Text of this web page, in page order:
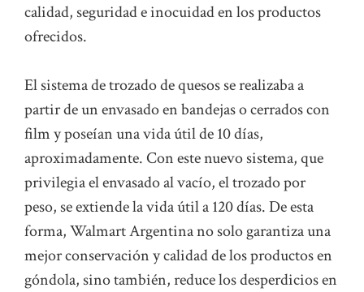
calidad, seguridad e inocuidad en los productos
ofrecidos.
El sistema de trozado de quesos se realizaba a
partir de un envasado en bandejas o cerrados con
film y poseían una vida útil de 10 días,
aproximadamente. Con este nuevo sistema, que
privilegia el envasado al vacío, el trozado por
peso, se extiende la vida útil a 120 días. De esta
forma, Walmart Argentina no solo garantiza una
mejor conservación y calidad de los productos en
góndola, sino también, reduce los desperdicios en